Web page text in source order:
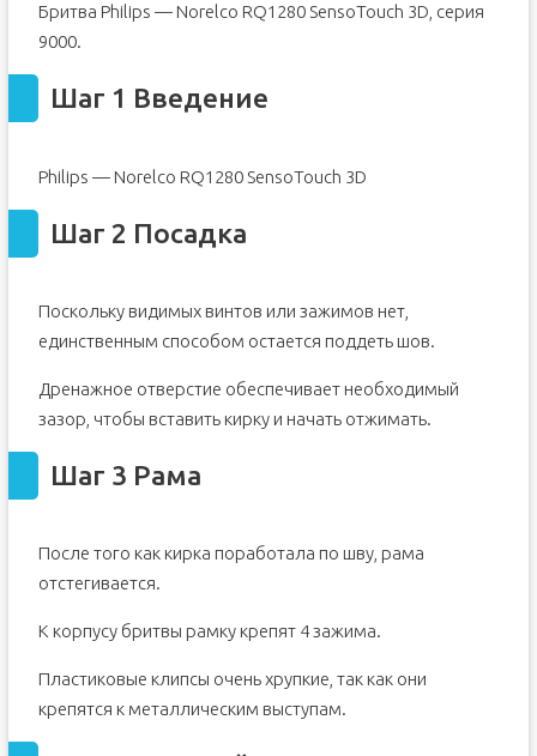
Бритва Philips — Norelco RQ1280 SensoTouch 3D, серия
9000.
Шаг 1 Введение
Philips — Norelco RQ1280 SensoTouch 3D
Шаг 2 Посадка
Поскольку видимых винтов или зажимов нет,
единственным способом остается поддеть шов.
Дренажное отверстие обеспечивает необходимый
зазор, чтобы вставить кирку и начать отжимать.
Шаг 3 Рама
После того как кирка поработала по шву, рама
отстегивается.
К корпусу бритвы рамку крепят 4 зажима.
Пластиковые клипсы очень хрупкие, так как они
крепятся к металлическим выступам.